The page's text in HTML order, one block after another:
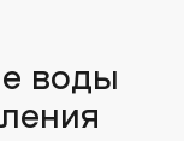
воды